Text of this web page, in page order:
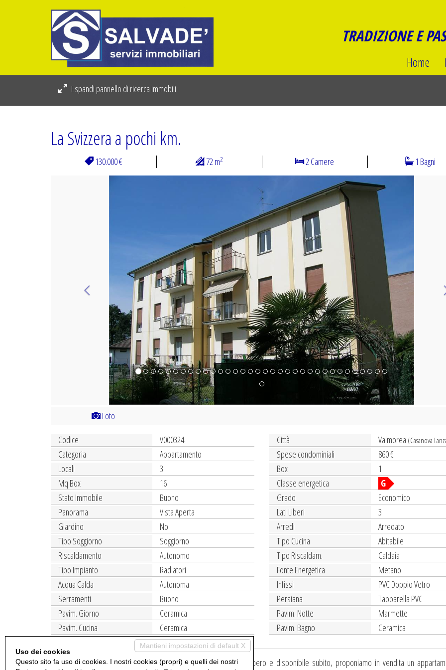
TRADIZIONE E
Home
Espandi pannello di ricerca immobili
La Svizzera a pochi km.
130.000 € 72 m2 2 Camere 1 Bagni
Foto
Codice
V000324 Città Valmorea (Casanova
Categoria Appartamento Spese condominiali
860 €
Locali
3 Box
1
Mq Box
16 Classe energetica
G
Stato Immobile
Buono Grado
Economico
Panorama
Vista Aperta Lati Liberi
3
Giardino
No Arredi
Arredato
Tipo Soggiorno
Soggiorno Tipo Cucina
Abitabile
Riscaldamento
Autonomo Tipo Riscaldam.
Caldaia
Tipo Impianto
Radiatori Fonte Energetica
Metano
Acqua Calda
Autonoma Infissi
PVC Doppio Vetro
Serramenti
Buono Persiana
Tapparella PVC
Pavim. Giorno
Ceramica Pavim. Notte
Marmette
Pavim. Cucina
Ceramica Pavim. Bagno
Ceramica
Doppi Vetri
A pochi KM dal confine con la Svizzera ( valico di BIZZARONE) , libero e disponibile subito, proponiamo in vendita un
Mantieni impostazioni di default X
Uso dei cookies
Questo sito fa uso di cookies. I nostri cookies (propri) e quelli dei nostri